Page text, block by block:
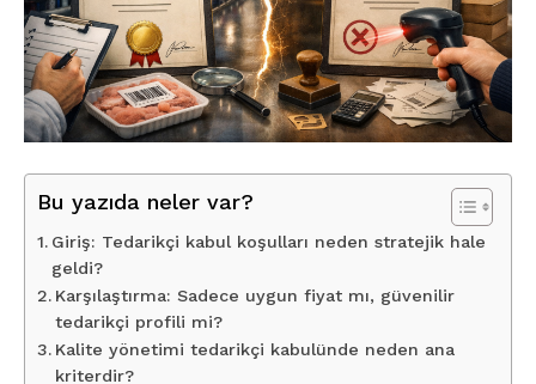
Bu yazıda neler var?
Giriş: Tedarikçi kabul koşulları neden stratejik hale
geldi?
Karşılaştırma: Sadece uygun fiyat mı, güvenilir
tedarikçi profili mi?
Kalite yönetimi tedarikçi kabulünde neden ana
kriterdir?